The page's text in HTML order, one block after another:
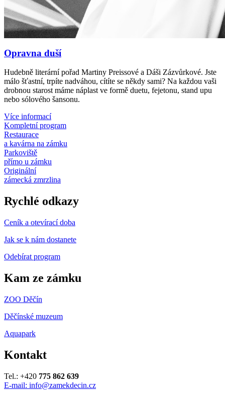
Opravna duší
Hudebně literární pořad Martiny Preissové a Dáši Zázvůrkové. Jste
málo šťastní, trpíte nadváhou, cítíte se někdy sami? Na každou vaši
drobnou starost máme náplast ve formě duetu, fejetonu, stand upu
nebo sólového šansonu.
Více informací
Kompletní program
Restaurace
a kavárna na zámku
Parkoviště
přímo u zámku
Originální
zámecká zmrzlina
Rychlé odkazy
Ceník a otevírací doba
Jak se k nám dostanete
Odebírat program
Kam ze zámku
ZOO Děčín
Děčínské muzeum
Aquapark
Kontakt
Tel.: +420 775 862 639
E-mail: info@zamekdecin.cz